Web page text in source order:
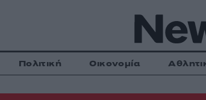
Πολιτική Οικονομία